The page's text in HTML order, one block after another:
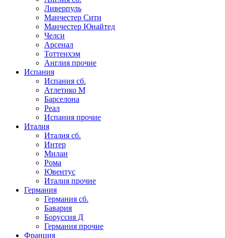
Ливерпуль
Манчестер Сити
Манчестер Юнайтед
Челси
Арсенал
Тоттенхэм
Англия прочие
Испания
Испания сб.
Атлетико М
Барселона
Реал
Испания прочие
Италия
Италия сб.
Интер
Милан
Рома
Ювентус
Италия прочие
Германия
Германия сб.
Бавария
Боруссия Д
Германия прочие
Франция